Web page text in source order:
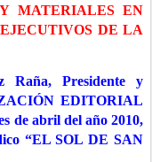
MATERIALES EN
DE LA
Raña, Presidente y
EDITORIAL
de abril del año 2010,
“EL SOL DE SAN